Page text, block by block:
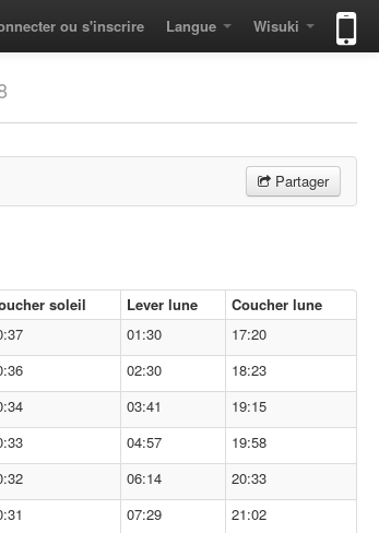
ou s'inscrire Langue Wisuki
Partager
soleil Lever lune
Coucher lune
01:30
17:20
02:30
18:23
03:41
19:15
04:57
19:58
06:14
20:33
07:29
21:02